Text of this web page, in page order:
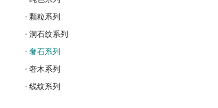
颗粒系列
洞石纹系列
奢石系列
奢木系列
线纹系列